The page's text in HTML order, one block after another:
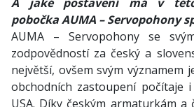
pobočka AUMA – Servopohony
AUMA – Servopohony se
zodpovědností za český a
největší, ovšem svým významem
obchodních zastoupení počítaje
USA. Díky českým armaturkám a